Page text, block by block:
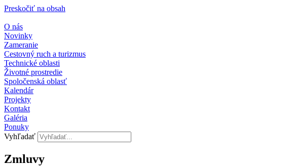
Preskočiť na obsah
O nás
Novinky
Zameranie
Cestovný ruch a turizmus
Technické oblasti
Životné prostredie
Spoločenská oblasť
Kalendár
Projekty
Kontakt
Galéria
Ponuky
Vyhľadať
Zmluvy